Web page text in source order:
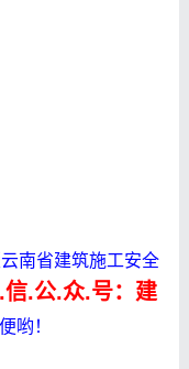
南省建筑施工安全
.公.众.号：建
哟！